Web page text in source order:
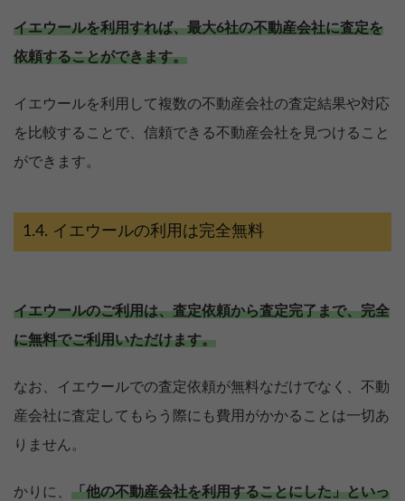
イエウールを利用すれば、最大6社の不動産会社に査定を
依頼することができます。
イエウールを利用して複数の不動産会社の査定結果や対応
を比較することで、信頼できる不動産会社を見つけること
ができます。
イエウールの利用は完全無料
イエウールのご利用は、査定依頼から査定完了まで、完全
に無料でご利用いただけます。
なお、イエウールでの査定依頼が無料なだけでなく、不動
産会社に査定してもらう際にも費用がかかることは一切あ
りません。
かりに、 「他の不動産会社を利用することにした」といっ